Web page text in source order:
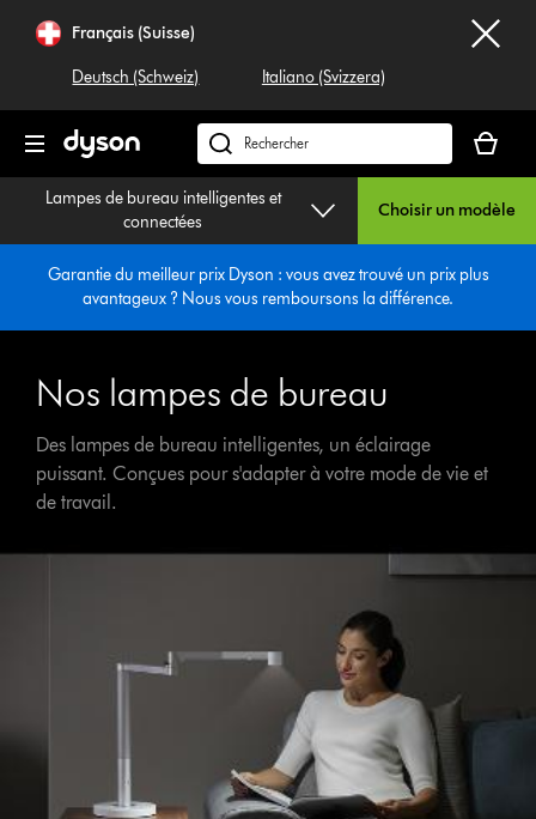
Français (Suisse)
Deutsch (Schweiz) Italiano (Svizzera)
Rechercher
dyson.ch
panier
est
vide
Lampes de bureau intelligentes et
connectées
Choisir un modèle
Garantie du meilleur prix Dyson : vous avez trouvé un prix plus
avantageux ? Nous vous remboursons la différence.
Nos lampes de bureau
Des lampes de bureau intelligentes, un éclairage
puissant. Conçues pour s'adapter à votre mode de vie et
de travail.